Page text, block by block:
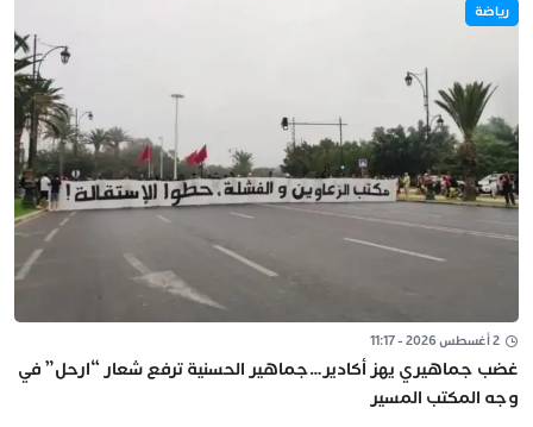
رياضة
2 أغسطس 2026 - 11:17
غضب جماهيري يهز أكادير…جماهير الحسنية ترفع شعار “ارحل” في
وجه المكتب المسير